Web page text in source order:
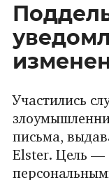
Участились
письма,
Elster. Цель —